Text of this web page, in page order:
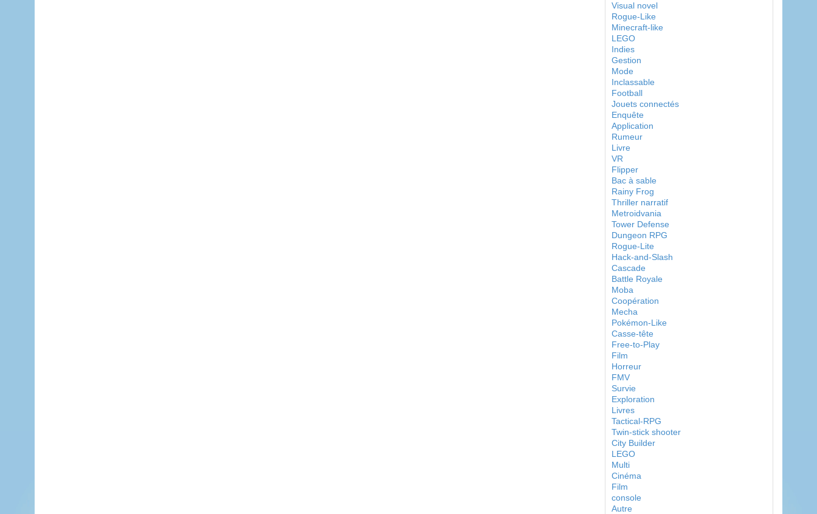
Visual novel
Rogue-Like
Minecraft-like
LEGO
Indies
Gestion
Mode
Inclassable
Football
Jouets connectés
Enquête
Application
Rumeur
Livre
VR
Flipper
Bac à sable
Rainy Frog
Thriller narratif
Metroidvania
Tower Defense
Dungeon RPG
Rogue-Lite
Hack-and-Slash
Cascade
Battle Royale
Moba
Coopération
Mecha
Pokémon-Like
Casse-tête
Free-to-Play
Film
Horreur
FMV
Survie
Exploration
Livres
Tactical-RPG
Twin-stick shooter
City Builder
LEGO
Multi
Cinéma
Film
console
Autre